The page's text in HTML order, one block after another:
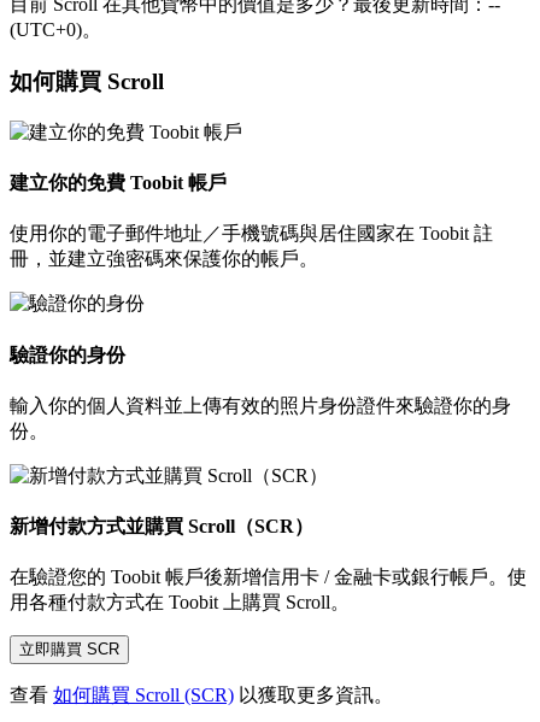
目前 Scroll 在其他貨幣中的價值是多少？最後更新時間：--
(UTC+0)。
如何購買 Scroll
建立你的免費 Toobit 帳戶
使用你的電子郵件地址／手機號碼與居住國家在 Toobit 註
冊，並建立強密碼來保護你的帳戶。
驗證你的身份
輸入你的個人資料並上傳有效的照片身份證件來驗證你的身
份。
新增付款方式並購買 Scroll（SCR）
在驗證您的 Toobit 帳戶後新增信用卡 / 金融卡或銀行帳戶。使
用各種付款方式在 Toobit 上購買 Scroll。
立即購買 SCR
查看 如何購買 Scroll (SCR) 以獲取更多資訊。